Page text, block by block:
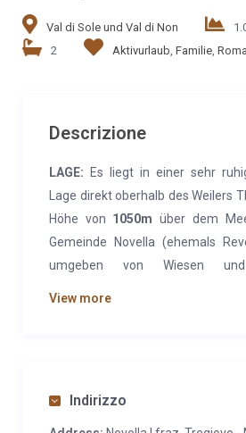
Val di Sole und Val di Non
2
Aktivurlaub, Familie,
Descrizione
LAGE: Es liegt in einer sehr
Lage direkt oberhalb des Weilers
Höhe von 1050m über dem
Gemeinde Novella (ehemals
umgeben von Wiesen
und einladend. Im Inneren finden
auch moderne Möbel, wobei bei
View more
Indirizzo